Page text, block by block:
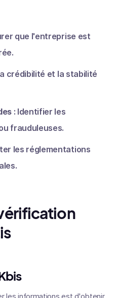
que l'entreprise est
crédibilité et la stabilité
: Identifier les
frauduleuses.
les réglementations